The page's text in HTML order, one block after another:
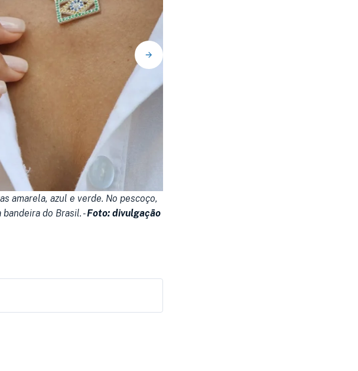
amarela, azul e verde. No pescoço,
do Brasil. -Foto: divulgação